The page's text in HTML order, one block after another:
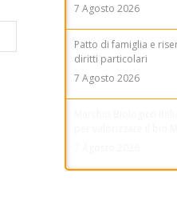
7 Agosto 2026
Patto di famiglia e
diritti particolari
7 Agosto 2026